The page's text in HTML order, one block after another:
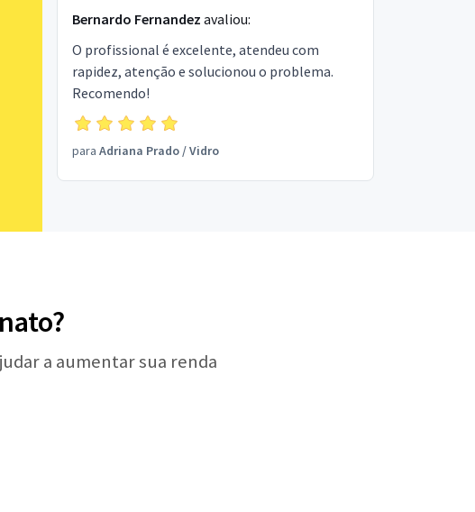
Bernardo Fernandez avaliou:
O profissional é excelente, atendeu com
rapidez, atenção e solucionou o problema.
Recomendo!
para Adriana Prado/Vidro
a aumentar sua renda